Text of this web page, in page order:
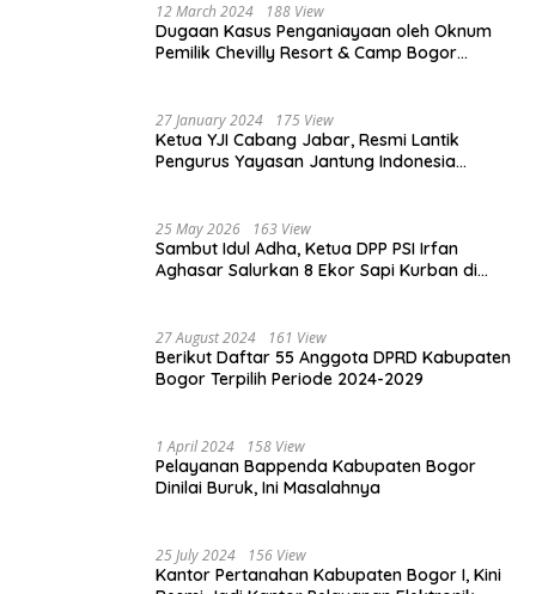
12 March 2024 188 View
Dugaan Kasus Penganiayaan oleh Oknum
Pemilik Chevilly Resort & Camp Bogor
27 January 2024 175 View
Ketua YJI Cabang Jabar, Resmi Lantik
Pengurus Yayasan Jantung Indonesia
25 May 2026 163 View
Sambut Idul Adha, Ketua DPP PSI Irfan
Aghasar Salurkan 8 Ekor Sapi Kurban di
27 August 2024 161 View
Berikut Daftar 55 Anggota DPRD Kabupaten
Bogor Terpilih Periode 2024-2029
1 April 2024 158 View
Pelayanan Bappenda Kabupaten Bogor
Dinilai Buruk, Ini Masalahnya
25 July 2024 156 View
Kantor Pertanahan Kabupaten Bogor I, Kini